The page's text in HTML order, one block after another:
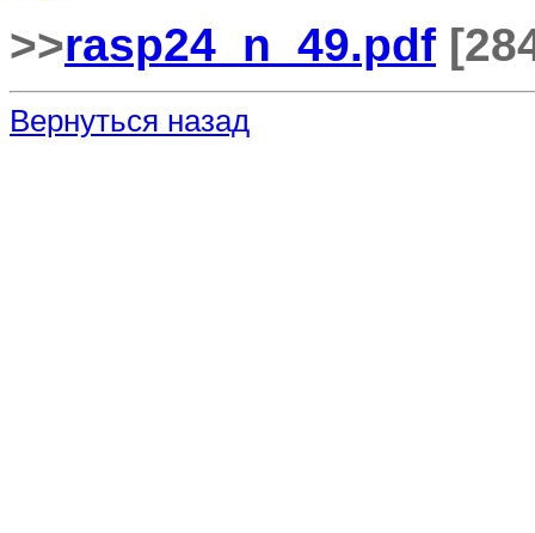
>>rasp24_n_49.pdf
Вернуться назад